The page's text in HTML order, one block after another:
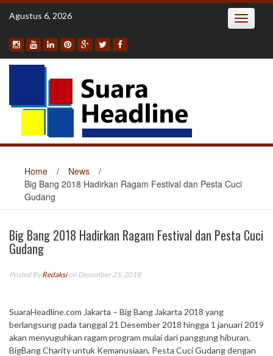
Skip
Agustus 6, 2026 Toggle
Home / News
/
Big Bang 2018 Hadirkan Ragam Festival dan Pesta Cuci
Gudang
Big Bang 2018 Hadirkan Ragam Festival dan Pesta Cuci
Gudang
Posted ByRedaksion Desember 25, 2018
SuaraHeadline.com Jakarta – Big Bang Jakarta 2018 yang
berlangsung pada tanggal 21 Desember 2018 hingga 1 januari 2019
akan menyuguhkan ragam program mulai dari panggung hiburan,
BigBang Charity untuk Kemanusiaan, Pesta Cuci Gudang dengan